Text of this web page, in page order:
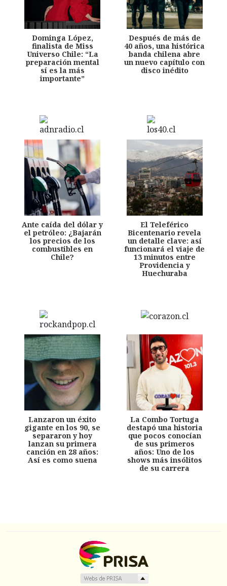
Dominga López,
finalista de Miss
Universo Chile: “La
preparación mental
sí es la más
importante”
Después de más de
40 años, una histórica
banda chilena abre
un nuevo capítulo con
disco inédito
Ante caída del dólar y
el petróleo: ¿Bajarán
los precios de los
combustibles en
Chile?
El Teleférico
Bicentenario revela
un detalle clave: así
funcionará el viaje de
13 minutos entre
Providencia y
Huechuraba
Lanzaron un éxito
gigante en los 90, se
separaron y hoy
lanzan su primera
canción en 28 años:
Así es como suena
La Combo Tortuga
destapó una historia
que pocos conocían
de sus primeros
años: Uno de los
shows más insólitos
de su carrera